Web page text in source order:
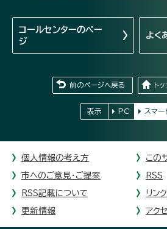
コールセンターのペー
ジ
よく
前のページへ戻る ト
表示 PC スマー
個人情報の考え方 この
市へのご意見・ご提案 RSS
RSS記載について リン
更新情報 アク